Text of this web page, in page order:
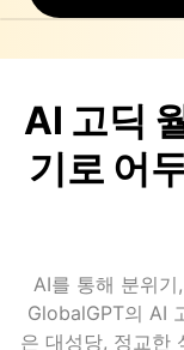
AI 고딕
기로 어
AI를 통해 분위
GlobalGPT의 AI
은 대성당, 정교한